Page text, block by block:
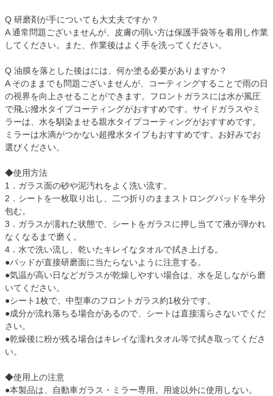
Q 研磨剤が手についても大丈夫ですか？
A 通常問題ございませんが、皮膚の弱い方は保護手袋等を着用し作業
してください。また、作業後はよく手を洗ってください。
Q 油膜を落とした後はには、何か塗る必要がありますか？
A そのままでも問題ございませんが、コーティングすることで雨の日
の視界を向上させることができます。フロントガラスには水が風圧
で飛ぶ撥水タイプコーティングがおすすめです。サイドガラスやミ
ラーは、水を馴染ませる親水タイプコーティングがおすすめです。
ミラーは水滴がつかない超撥水タイプもおすすめです。お好みでお
選びください。
◆使用方法
1．ガラス面の砂や泥汚れをよく洗い流す。
2．シートを一枚取り出し、二つ折りのままストロングパッドを半分
包む。
3．ガラスが濡れた状態で、シートをガラスに押し当てて液が弾かれ
なくなるまで磨く。
4．水で洗い流し、乾いたキレイなタオルで拭き上げる。
●パッドが直接研磨面に当たらないように注意する。
●気温が高い日などガラスが乾燥しやすい場合は、水を足しながら磨
いてください。
●シート1枚で、中型車のフロントガラス約1枚分です。
●成分が流れ落ちる場合があるので、シートは直接濡らさないでくだ
さい。
●乾燥後に粉が残る場合はキレイな濡れタオル等で拭き取ってくださ
い。
◆使用上の注意
●本製品は、自動車ガラス・ミラー専用。用途以外に使用しない。